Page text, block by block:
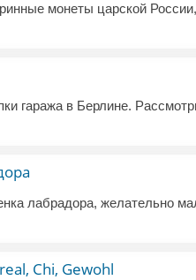
монеты царской
Chi, Gewohl